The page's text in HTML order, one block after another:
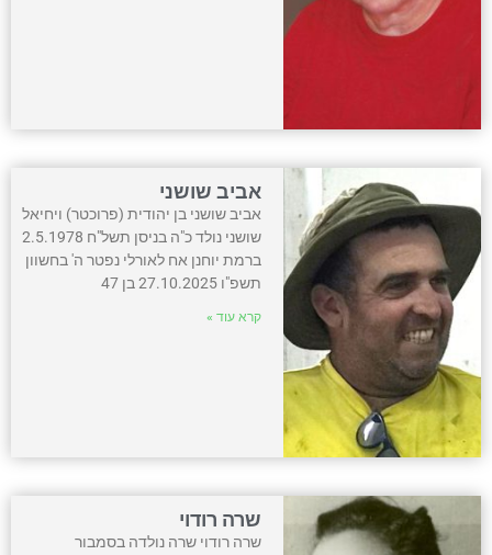
אביב שושני
אביב שושני בן יהודית (פרוכטר) ויחיאל
שושני נולד כ"ה בניסן תשל"ח 2.5.1978
ברמת יוחנן אח לאורלי נפטר ה' בחשוון
תשפ"ו 27.10.2025 בן 47
קרא עוד »
שרה רודוי
שרה רודוי שרה נולדה בסמבור